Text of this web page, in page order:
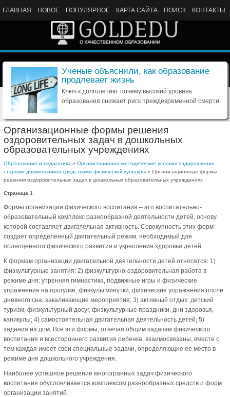
ГЛАВНАЯ НОВОЕ ПОПУЛЯРНОЕ КАРТА САЙТА ПОИСК КОНТАКТЫ
Ученые объяснили, как образование
продлевает жизнь
Ключ к долголетию: почему высокий уровень
образования снижает риск преждевременной смерти.
Организационные формы решения
оздоровительных задач в дошкольных
образовательных учреждениях
Образование и педагогика » Организационно-методические условия оздоровления
старших дошкольников средствами физической культуры » Организационные формы
решения оздоровительных задач в дошкольных образовательных учреждениях
Страница 1
Формы организации физического воспитания – это воспитательно-
образовательный комплекс разнообразной деятельности детей, основу
которой составляет двигательная активность. Совокупность этих форм
создает определенный двигательный режим, необходимый для
полноценного физического развития и укрепления здоровья детей.
К формам организации двигательной деятельности детей относятся: 1)
физкультурные занятия; 2) физкультурно-оздоровительная работа в
режиме дня: утренняя гимнастика, подвижные игры и физические
упражнения на прогулке, физкультминутки, физические упражнения после
дневного сна, закаливающие мероприятия; 3) активный отдых: детский
туризм, физкультурный досуг, физкультурные праздники, дни здоровья,
каникулы; 4) самостоятельная двигательная деятельность детей; 5)
задания на дом. Все эти формы, отвечая общим задачам физического
воспитания и всестороннего развития ребенка, взаимосвязаны, вместе с
тем каждая имеет свои специальные задачи, определяющие ее место в
режиме дня дошкольного учреждения.
Наиболее успешное решение многогранных задач физического
воспитания обусловливается комплексом разнообразных средств и форм
организации занятий.